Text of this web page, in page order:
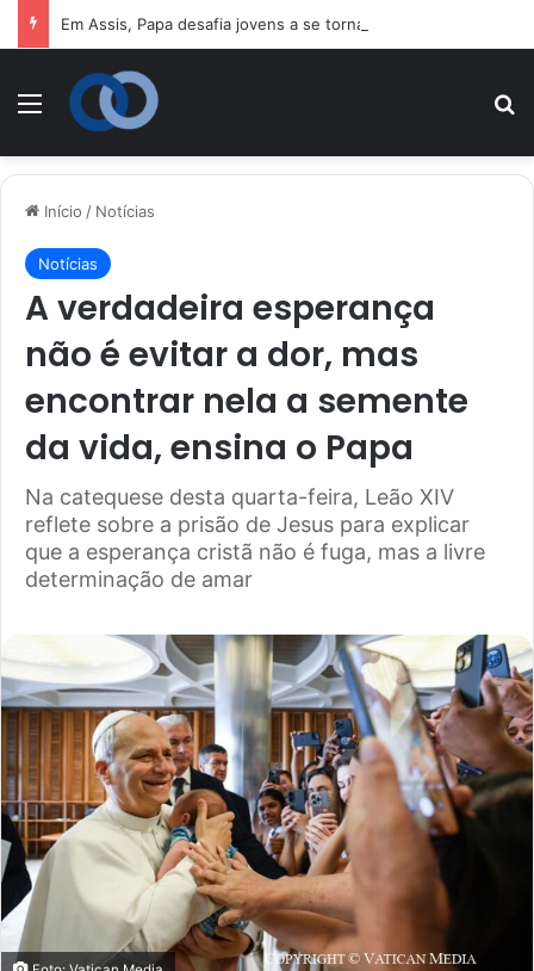
Em Assis, Papa desafia jovens a se tornarem “novos santos”
Menu
Início / Notícias
Notícias
A verdadeira esperança
não é evitar a dor, mas
encontrar nela a semente
da vida, ensina o Papa
Na catequese desta quarta-feira, Leão XIV
reflete sobre a prisão de Jesus para explicar
que a esperança cristã não é fuga, mas a livre
determinação de amar